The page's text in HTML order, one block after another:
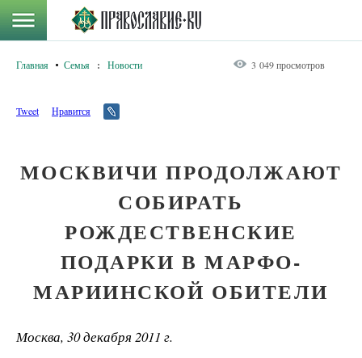
Главная Семья : Новости 3 049 просмотров
Tweet Нравится
МОСКВИЧИ ПРОДОЛЖАЮТ
СОБИРАТЬ
РОЖДЕСТВЕНСКИЕ
ПОДАРКИ В МАРФО-
МАРИИНСКОЙ ОБИТЕЛИ
Москва, 30 декабря 2011 г.